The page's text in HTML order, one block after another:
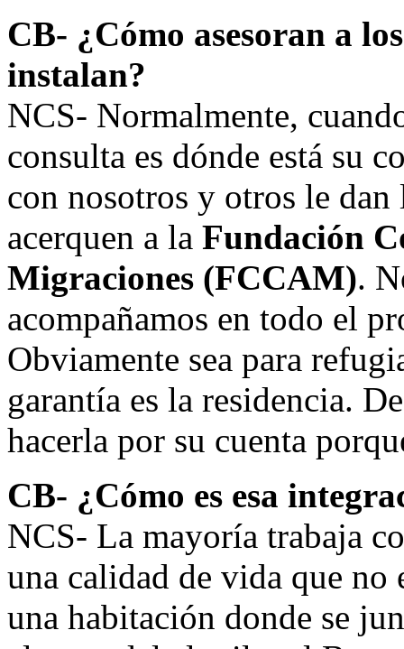
CB- ¿Cómo asesoran a
instalan?
NCS- Normalmente,
consulta es dónde está su
con nosotros y otros le dan
acerquen a la Fundación
Migraciones (FCCAM).
acompañamos en todo el
Obviamente sea para
garantía es la residencia.
hacerla por su cuenta
CB- ¿Cómo es esa
NCS- La mayoría trabaja
una calidad de vida que no
una habitación donde se